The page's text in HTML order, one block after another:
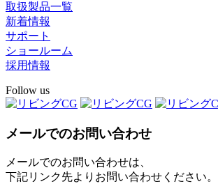
取扱製品一覧
新着情報
サポート
ショールーム
採用情報
Follow us
メールでのお問い合わせ
メールでのお問い合わせは、
下記リンク先よりお問い合わせください。